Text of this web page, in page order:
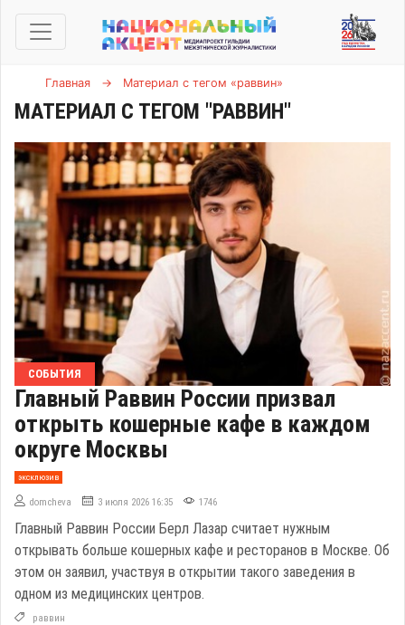
Главная → Материал с тегом «раввин»
МАТЕРИАЛ С ТЕГОМ "РАВВИН"
СОБЫТИЯ
Главный Раввин России призвал
открыть кошерные кафе в каждом
округе Москвы
эксклюзив
domcheva 3 июля 2026 16:35 1746
Главный Раввин России Берл Лазар считает нужным
открывать больше кошерных кафе и ресторанов в Москве. Об
этом он заявил, участвуя в открытии такого заведения в
одном из медицинских центров.
раввин